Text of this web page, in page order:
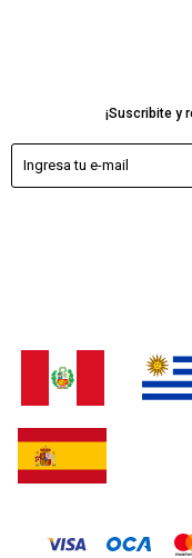
¡Suscribite y